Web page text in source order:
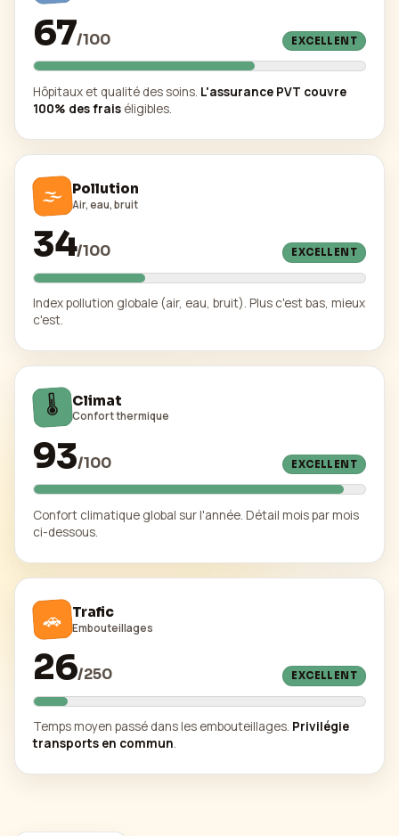
67/100 EXCELLENT
Hôpitaux et qualité des soins. L'assurance PVT couvre
100% des frais éligibles.
🌫️ Pollution
Air, eau, bruit
34/100 EXCELLENT
Index pollution globale (air, eau, bruit). Plus c'est bas, mieux
c'est.
🌡️ Climat
Confort thermique
93/100 EXCELLENT
Confort climatique global sur l'année. Détail mois par mois
ci-dessous.
🚗 Trafic
Embouteillages
26/250 EXCELLENT
Temps moyen passé dans les embouteillages. Privilégie
transports en commun.